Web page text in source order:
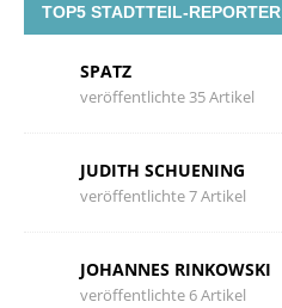
TOP5 STADTTEIL-REPORTER
SPATZ
veröffentlichte 35 Artikel
JUDITH SCHUENING
veröffentlichte 7 Artikel
JOHANNES RINKOWSKI
veröffentlichte 6 Artikel